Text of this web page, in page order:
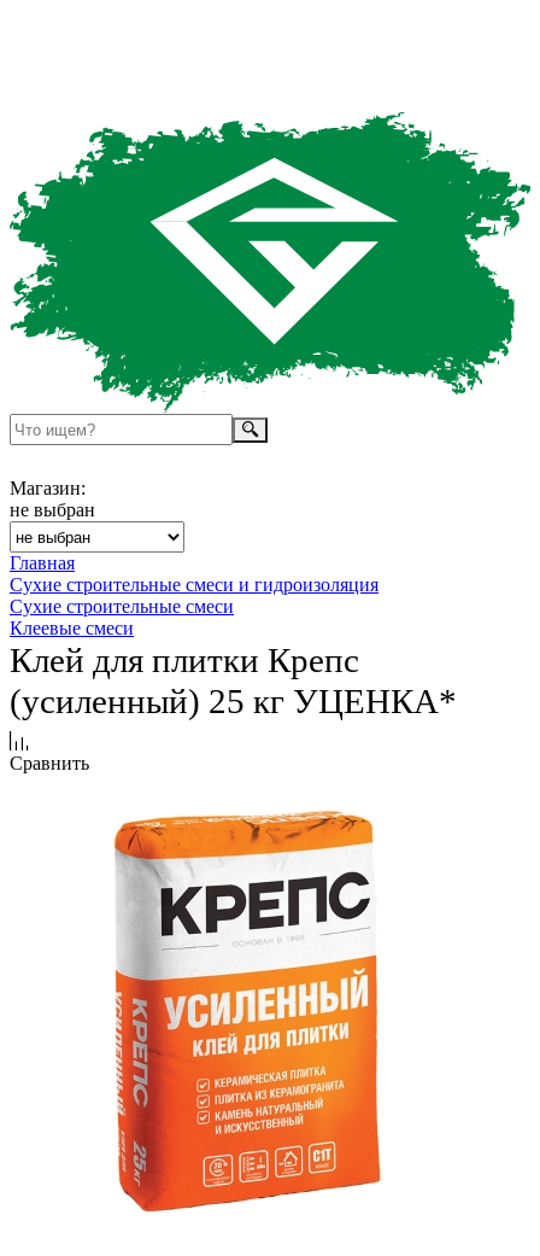
Магазин:
не выбран
Главная
Сухие строительные смеси и гидроизоляция
Сухие строительные смеси
Клеевые смеси
Клей для плитки Крепс
(усиленный) 25 кг УЦЕНКА*
Сравнить